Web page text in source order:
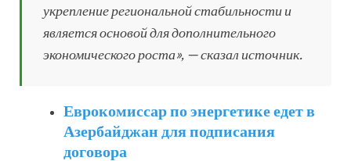
укрепление региональной стабильности и
является основой для дополнительного
экономического роста», — сказал источник.
Еврокомиссар по энергетике едет в
Азербайджан для подписания
договора